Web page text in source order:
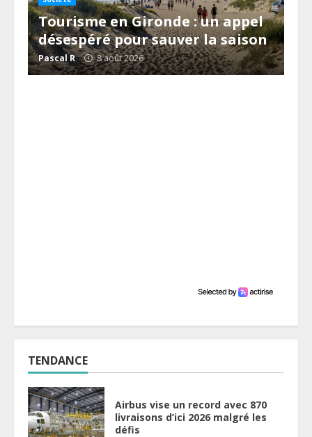
Tourisme en Gironde : un appel
désespéré pour sauver la saison
Pascal R 8 août 2026
TENDANCE
Airbus vise un record avec 870
livraisons d’ici 2026 malgré les
défis